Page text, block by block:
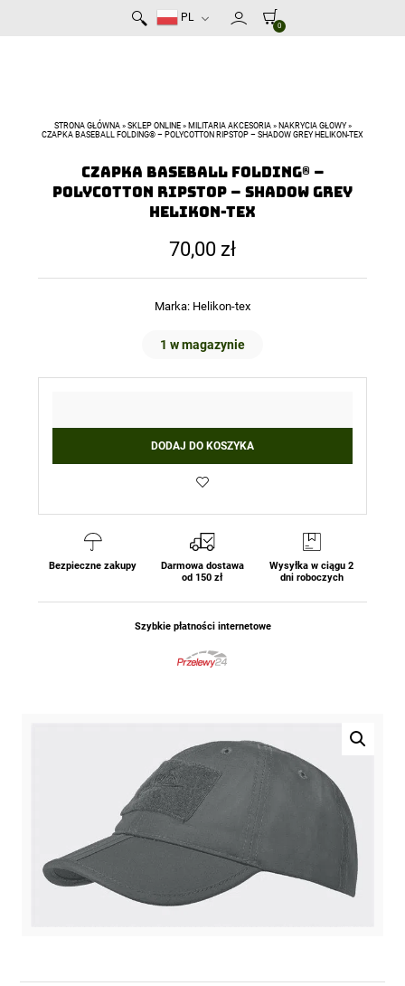
PL
0
STRONA GŁÓWNA» SKLEP ONLINE» MILITARIA AKCESORIA» NAKRYCIA GŁOWY»
CZAPKA BASEBALL FOLDING® – POLYCOTTON RIPSTOP – SHADOW GREY HELIKON-TEX
Czapka Baseball FOLDING® –
PolyCotton Ripstop – Shadow Grey
Helikon-Tex
70,00 zł
Marka: Helikon-tex
1 w magazynie
DODAJ DO KOSZYKA
Bezpieczne zakupy
Darmowa dostawa
od 150 zł
Wysyłka w ciągu 2
dni roboczych
Szybkie płatności internetowe